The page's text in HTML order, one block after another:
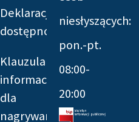
Deklaracja
dostępności
Klauzula
informacyjna
dla
nagrywania
niesłyszących:
pon.-pt.
08:00-
20:00